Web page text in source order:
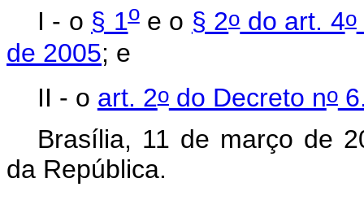
I - o § 1oe o § 2odo art. 4o
de 2005; e
II - o art. 2odo Decreto no
Brasília, 11 de março de
da República.